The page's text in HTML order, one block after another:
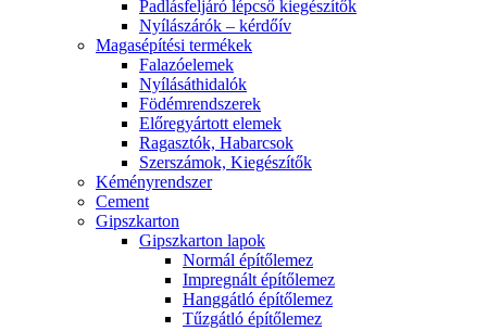
Padlásfeljáró lépcső kiegészítők
Nyílászárók – kérdőív
Magasépítési termékek
Falazóelemek
Nyílásáthidalók
Födémrendszerek
Előregyártott elemek
Ragasztók, Habarcsok
Szerszámok, Kiegészítők
Kéményrendszer
Cement
Gipszkarton
Gipszkarton lapok
Normál építőlemez
Impregnált építőlemez
Hanggátló építőlemez
Tűzgátló építőlemez